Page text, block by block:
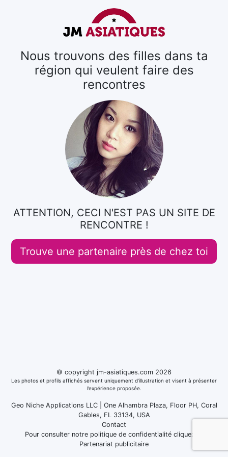
Nous trouvons des filles dans ta
région qui veulent faire des
rencontres
ATTENTION, CECI N'EST PAS UN SITE DE
RENCONTRE !
Trouve une partenaire près de chez toi
© copyright jm-asiatiques.com 2026
Les photos et profils affichés servent uniquement d’illustration et visent à présenter
l’expérience proposée.
Geo Niche Applications LLC | One Alhambra Plaza, Floor PH, Coral
Gables, FL 33134, USA
Contact
Pour consulter notre politique de confidentialité cliquez
Partenariat publicitaire